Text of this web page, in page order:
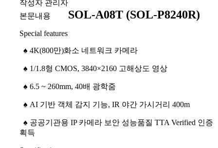
작성자 관리자
본문내용
SOL-A08T (SOL-P8240R)
Special features
♠ 4K(800만)화소 네트워크 카메라
♠ 1/1.8형 CMOS, 3840×2160 고해상도 영상
♠ 6.5 ~ 260mm, 40배 광학줌
♠ AI 기반 객체 감지 기능, IR 야간 가시거리 400m
♠ 공공기관용 IP 카메라 보안 성능품질 TTA Verified 인증
획득